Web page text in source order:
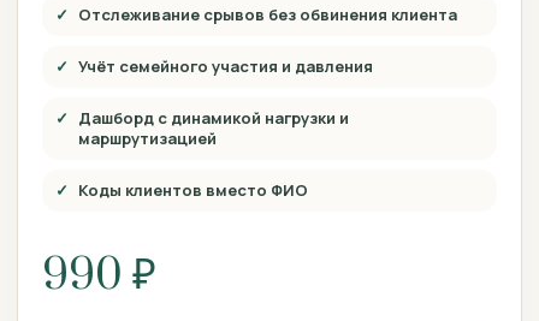
Отслеживание срывов без обвинения клиента
Учёт семейного участия и давления
Дашборд с динамикой нагрузки и
маршрутизацией
Коды клиентов вместо ФИО
990 ₽